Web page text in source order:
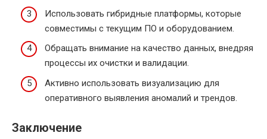
Использовать гибридные платформы, которые
совместимы с текущим ПО и оборудованием.
Обращать внимание на качество данных, внедряя
процессы их очистки и валидации.
Активно использовать визуализацию для
оперативного выявления аномалий и трендов.
Заключение